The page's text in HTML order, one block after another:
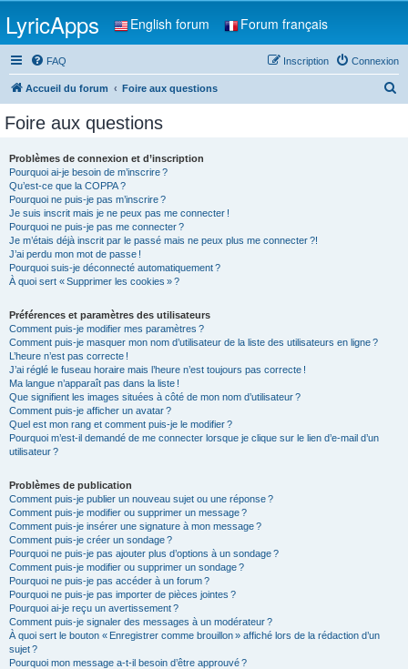
LyricApps English forum Forum français
FAQ Connexion
Inscription
Accueil du forum Foire aux questions
Foire aux questions
Problèmes de connexion et d’inscription
Pourquoi ai-je besoin de m’inscrire ?
Qu’est-ce que la COPPA ?
Pourquoi ne puis-je pas m’inscrire ?
Je suis inscrit mais je ne peux pas me connecter !
Pourquoi ne puis-je pas me connecter ?
Je m’étais déjà inscrit par le passé mais ne peux plus me connecter ?!
J’ai perdu mon mot de passe !
Pourquoi suis-je déconnecté automatiquement ?
À quoi sert « Supprimer les cookies » ?
Préférences et paramètres des utilisateurs
Comment puis-je modifier mes paramètres ?
Comment puis-je masquer mon nom d’utilisateur de la liste des utilisateurs en ligne ?
L’heure n’est pas correcte !
J’ai réglé le fuseau horaire mais l’heure n’est toujours pas correcte !
Ma langue n’apparaît pas dans la liste !
Que signifient les images situées à côté de mon nom d’utilisateur ?
Comment puis-je afficher un avatar ?
Quel est mon rang et comment puis-je le modifier ?
Pourquoi m’est-il demandé de me connecter lorsque je clique sur le lien d’e-mail d’un
utilisateur ?
Problèmes de publication
Comment puis-je publier un nouveau sujet ou une réponse ?
Comment puis-je modifier ou supprimer un message ?
Comment puis-je insérer une signature à mon message ?
Comment puis-je créer un sondage ?
Pourquoi ne puis-je pas ajouter plus d’options à un sondage ?
Comment puis-je modifier ou supprimer un sondage ?
Pourquoi ne puis-je pas accéder à un forum ?
Pourquoi ne puis-je pas importer de pièces jointes ?
Pourquoi ai-je reçu un avertissement ?
Comment puis-je signaler des messages à un modérateur ?
À quoi sert le bouton « Enregistrer comme brouillon » affiché lors de la rédaction d’un
sujet ?
Pourquoi mon message a-t-il besoin d’être approuvé ?